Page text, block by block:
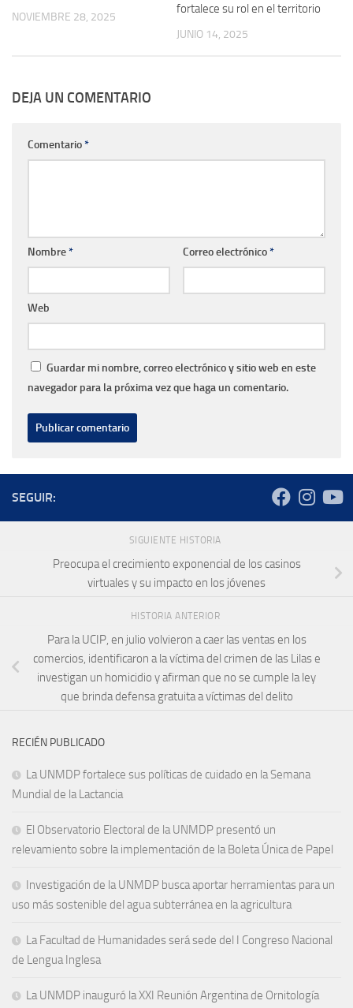
NOVIEMBRE 28, 2025
fortalece su rol en el territorio
JUNIO 14, 2025
DEJA UN COMENTARIO
Comentario*
Nombre* Correo electrónico*
Web
Guardar mi nombre, correo electrónico y sitio web en este
navegador para la próxima vez que haga un comentario.
SEGUIR:
SIGUIENTE HISTORIA
Preocupa el crecimiento exponencial de los casinos
virtuales y su impacto en los jóvenes
HISTORIA ANTERIOR
Para la UCIP, en julio volvieron a caer las ventas en los
comercios, identificaron a la víctima del crimen de las Lilas e
investigan un homicidio y afirman que no se cumple la ley
que brinda defensa gratuita a víctimas del delito
RECIÉN PUBLICADO
La UNMDP fortalece sus políticas de cuidado en la Semana
Mundial de la Lactancia
El Observatorio Electoral de la UNMDP presentó un
relevamiento sobre la implementación de la Boleta Única de Papel
Investigación de la UNMDP busca aportar herramientas para un
uso más sostenible del agua subterránea en la agricultura
La Facultad de Humanidades será sede del I Congreso Nacional
de Lengua Inglesa
La UNMDP inauguró la XXI Reunión Argentina de Ornitología